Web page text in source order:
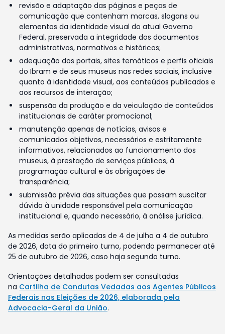
revisão e adaptação das páginas e peças de
comunicação que contenham marcas, slogans ou
elementos da identidade visual do atual Governo
Federal, preservada a integridade dos documentos
administrativos, normativos e históricos;
adequação dos portais, sites temáticos e perfis oficiais
do Ibram e de seus museus nas redes sociais, inclusive
quanto à identidade visual, aos conteúdos publicados e
aos recursos de interação;
suspensão da produção e da veiculação de conteúdos
institucionais de caráter promocional;
manutenção apenas de notícias, avisos e
comunicados objetivos, necessários e estritamente
informativos, relacionados ao funcionamento dos
museus, à prestação de serviços públicos, à
programação cultural e às obrigações de
transparência;
submissão prévia das situações que possam suscitar
dúvida à unidade responsável pela comunicação
institucional e, quando necessário, à análise jurídica.
As medidas serão aplicadas de 4 de julho a 4 de outubro
de 2026, data do primeiro turno, podendo permanecer até
25 de outubro de 2026, caso haja segundo turno.
Orientações detalhadas podem ser consultadas
na Cartilha de Condutas Vedadas aos Agentes Públicos
Federais nas Eleições de 2026, elaborada pela
Advocacia-Geral da União.